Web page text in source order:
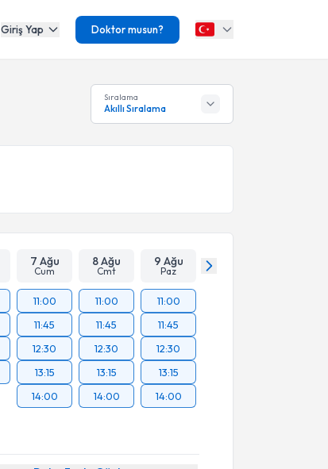
Giriş Yap Doktor musun?
Sıralama
Akıllı Sıralama
7 Ağu
Cum
8 Ağu
Cmt
9 Ağu
Paz
11:00
11:45
12:30
13:15
14:00
11:00
11:45
12:30
13:15
14:00
11:00
11:45
12:30
13:15
14:00